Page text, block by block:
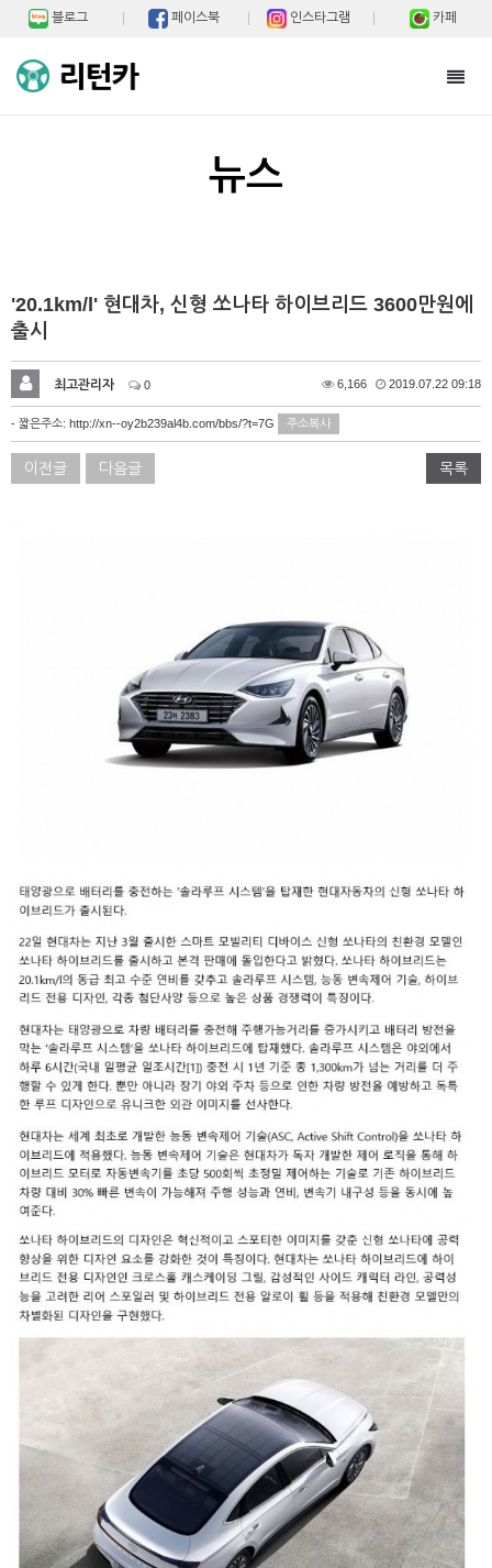
블로그 페이스북 인스타그램 카페
뉴스
'20.1km/l' 현대차, 신형 쏘나타 하이브리드 3600만원에
출시
최고관리자 0 6,166 2019.07.22 09:18
- 짧은주소: http://xn--oy2b239al4b.com/bbs/?t=7G 주소복사
이전글 다음글 목록